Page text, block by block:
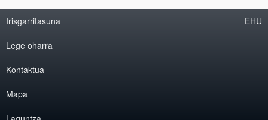
Irisgarritasuna
Lege oharra
Kontaktua
Mapa
EHU